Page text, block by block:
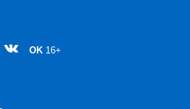
OK 16+